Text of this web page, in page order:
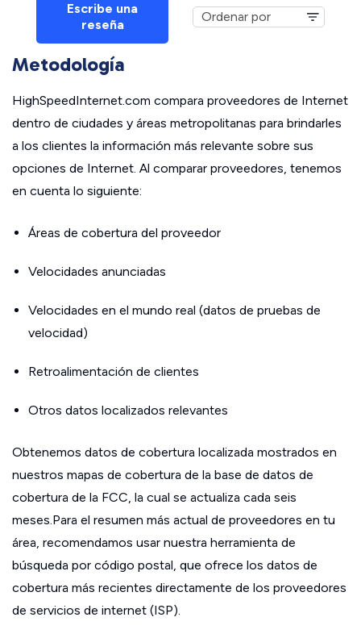
Escribe una
reseña
Metodología
HighSpeedInternet.com compara proveedores de Internet
dentro de ciudades y áreas metropolitanas para brindarles
a los clientes la información más relevante sobre sus
opciones de Internet. Al comparar proveedores, tenemos
en cuenta lo siguiente:
Áreas de cobertura del proveedor
Velocidades anunciadas
Velocidades en el mundo real (datos de pruebas de
velocidad)
Retroalimentación de clientes
Otros datos localizados relevantes
Obtenemos datos de cobertura localizada mostrados en
nuestros mapas de cobertura de la base de datos de
cobertura de la FCC, la cual se actualiza cada seis
meses.Para el resumen más actual de proveedores en tu
área, recomendamos usar nuestra herramienta de
búsqueda por código postal, que ofrece los datos de
cobertura más recientes directamente de los proveedores
de servicios de internet (ISP).